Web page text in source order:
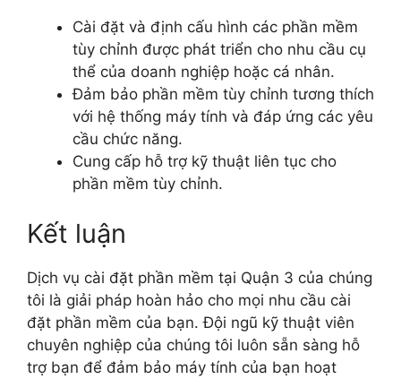
Cài đặt và định cấu hình các phần mềm
tùy chỉnh được phát triển cho nhu cầu cụ
thể của doanh nghiệp hoặc cá nhân.
Đảm bảo phần mềm tùy chỉnh tương thích
với hệ thống máy tính và đáp ứng các yêu
cầu chức năng.
Cung cấp hỗ trợ kỹ thuật liên tục cho
phần mềm tùy chỉnh.
Kết luận
Dịch vụ cài đặt phần mềm tại Quận 3 của chúng
tôi là giải pháp hoàn hảo cho mọi nhu cầu cài
đặt phần mềm của bạn. Đội ngũ kỹ thuật viên
chuyên nghiệp của chúng tôi luôn sẵn sàng hỗ
trợ bạn để đảm bảo máy tính của bạn hoạt